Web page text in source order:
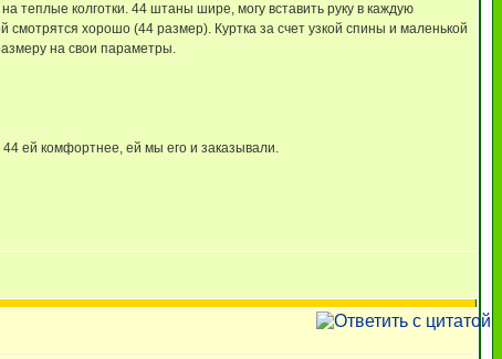
теплые колготки. 44 штаны шире, могу вставить руку в каждую
смотрятся хорошо (44 размер). Куртка за счет узкой спины и маленькой
на свои параметры.
ей комфортнее, ей мы его и заказывали.